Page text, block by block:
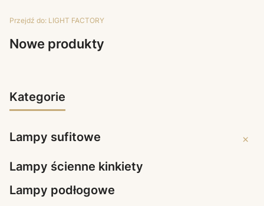
Przejdź do: LIGHT FACTORY
Nowe produkty
Kategorie
Lampy sufitowe
Lampy ścienne kinkiety
Lampy podłogowe